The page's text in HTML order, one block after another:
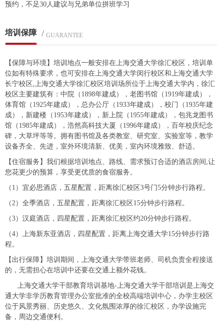
预约，不足30人建议与兄弟单位拼班学习
培训保障 / GUARANTEE
【保障与环境】培训地点一般安排在上海交通大学徐汇校区，培训单
位如有特殊要求，也可安排在上海交通大学闵行校区和上海交通大学
长宁校区,上海交通大学徐汇校区培训场所位于上海交通大学内，徐汇
校区主要建筑有：中院（1898年建成），老图书馆（1919年建成），
体育馆（1925年建成），总办公厅（1933年建成），校门（1935年建
成），新建楼（1953年建成），新上院（1955年建成），包兆龙图书
馆（1985年建成），浩然高科技大厦（1996年建成），百年校庆纪念
碑，大草坪等等。拥有图书馆及各类教室、研究室、实验室等，教学
设备齐全、先进，室外环境清新、优美，室内环境雅致、舒适。
【住宿服务】我们根据培训地点、路线、需求预订合适的酒店房间,让
您花更少的预算，享受更优质的食宿服务。
（1）宜必思酒店，五星配置，距离徐汇校区3号门5分钟步行路程。
（2）全季酒店，五星配置，距离徐汇校区15分钟步行路程。
（3）汉庭酒店，四星配置，距离徐汇校区约20分钟步行路程。
（4）上海新东亚酒店，四星配置，距离上海交通大学15分钟步行路
程。
【出行保障】培训期间，上海交通大学带班老师、司机负责全程接送
的，无需担心在培训中还要在交通上额外花钱。
上海交通大学干部教育培训基地-上海交通大学干部培训是上海交
通大学非学历教育管理办公室批准的全校高端培训中心，办学主校区
位于风景秀丽、历史悠久、文化氛围浓厚的徐汇校区，办学设施完
备，周边交通便利。